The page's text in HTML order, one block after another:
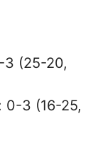
3 (25-20,
0-3 (16-25,